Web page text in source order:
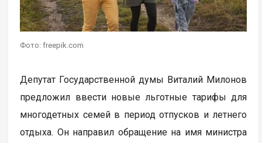
Фото: freepik.com
Депутат Государственной думы Виталий Милонов
предложил ввести новые льготные тарифы для
многодетных семей в период отпусков и летнего
отдыха. Он направил обращение на имя министра